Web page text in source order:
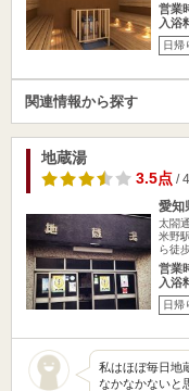
営業
入浴
日帰
関連情報から探す
地蔵湯
3.5点/
愛知
太閤
米野
ら徒
営業
入浴
日帰
私はほぼ毎日地
なかなかないと